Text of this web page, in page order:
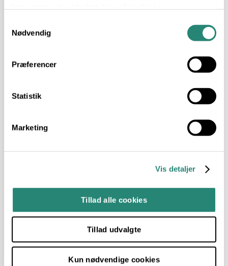
fra.
Nødvendig
Præferencer
Statistik
Marketing
Vis detaljer
Tillad alle cookies
Tillad udvalgte
Kun nødvendige cookies
af det
Sydfyn,
hvor jeg
har jeg
til bord"
livet.
Mad lavet
bredere
sammenhæng
vores kost